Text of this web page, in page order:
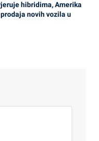
hibridima, Amerika
novih vozila u